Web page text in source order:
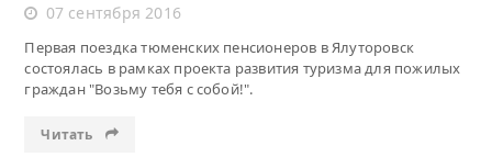
07 сентября 2016
Первая поездка тюменских пенсионеров в Ялуторовск
состоялась в рамках проекта развития туризма для пожилых
граждан "Возьму тебя с собой!".
Читать